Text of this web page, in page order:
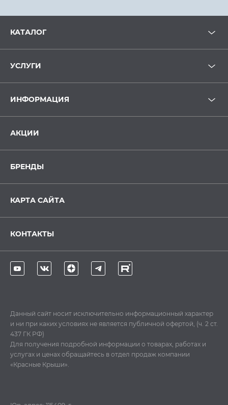
КАТАЛОГ
УСЛУГИ
ИНФОРМАЦИЯ
АКЦИИ
БРЕНДЫ
КАРТА САЙТА
КОНТАКТЫ
Данный сайт носит исключительно информационный характер
и ни при каких условиях не является публичной офертой, (ч. 2 ст.
437 ГК РФ)
Для получения подробной информации о товарах, работах и
услугах и ценах обращайтесь в отдел продаж компании
«Красные Крыши».